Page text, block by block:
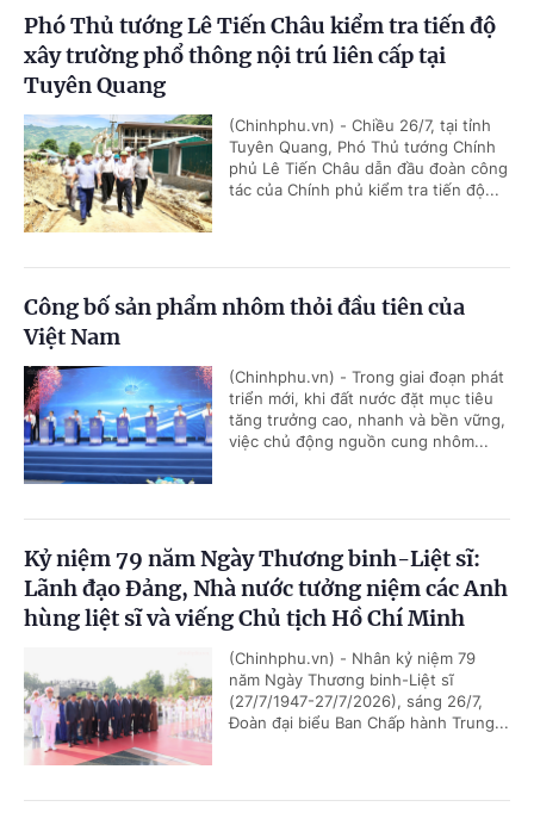
Phó Thủ tướng Lê Tiến Châu kiểm tra tiến độ
xây trường phổ thông nội trú liên cấp tại
Tuyên Quang
(Chinhphu.vn) - Chiều 26/7, tại tỉnh
Tuyên Quang, Phó Thủ tướng Chính
phủ Lê Tiến Châu dẫn đầu đoàn công
tác của Chính phủ kiểm tra tiến độ...
Công bố sản phẩm nhôm thỏi đầu tiên của
Việt Nam
(Chinhphu.vn) - Trong giai đoạn phát
triển mới, khi đất nước đặt mục tiêu
tăng trưởng cao, nhanh và bền vững,
việc chủ động nguồn cung nhôm...
Kỷ niệm 79 năm Ngày Thương binh-Liệt sĩ:
Lãnh đạo Đảng, Nhà nước tưởng niệm các Anh
hùng liệt sĩ và viếng Chủ tịch Hồ Chí Minh
(Chinhphu.vn) - Nhân kỷ niệm 79
năm Ngày Thương binh-Liệt sĩ
(27/7/1947-27/7/2026), sáng 26/7,
Đoàn đại biểu Ban Chấp hành Trung...